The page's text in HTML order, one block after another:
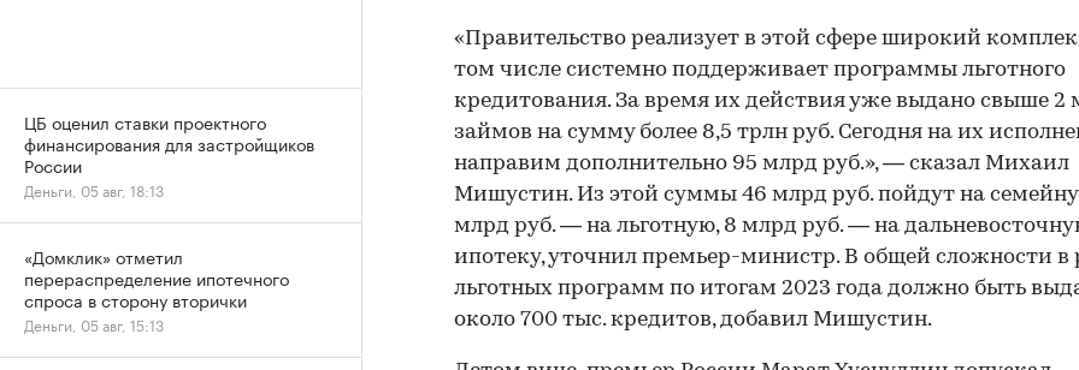
«Правительство реализует в этой сфере широкий
том числе системно поддерживает программы льготного
кредитования. За время их действия уже выдано свыше 2
займов на сумму более 8,5 трлн руб. Сегодня на их
направим дополнительно 95 млрд руб.», — сказал Михаил
Мишустин. Из этой суммы 46 млрд руб. пойдут на
млрд руб. — на льготную, 8 млрд руб. — на
ипотеку, уточнил премьер-министр. В общей сложности в
льготных программ по итогам 2023 года должно быть
около 700 тыс. кредитов, добавил Мишустин.
ЦБ оценил ставки проектного
финансирования для застройщиков
России
Деньги, 05 авг, 18:13
«Домклик» отметил
перераспределение ипотечного
спроса в сторону вторички
Деньги, 05 авг, 15:13